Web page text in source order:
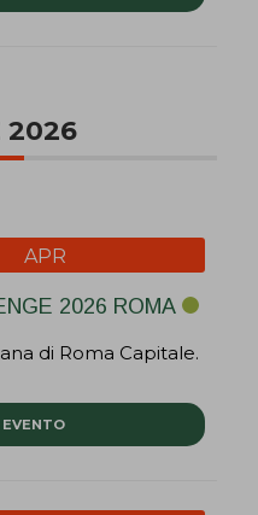
2026
APR
2026 ROMA
di Roma Capitale.